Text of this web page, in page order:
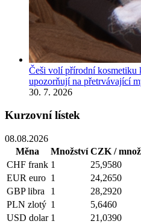
Češi volí přírodní
upozorňují na přetrvávající
30. 7. 2026
Kurzovní lístek
08.08.2026
Měna
Množství CZK /
CHF frank 1 25,9580
EUR euro 1 24,2650
GBP libra 1 28,2920
PLN zlotý 1 5,6460
USD dolar 1 21,0390